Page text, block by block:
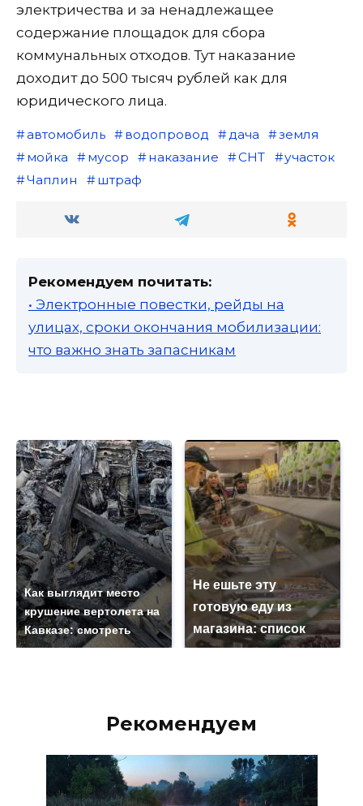
электричества и за ненадлежащее
содержание площадок для сбора
коммунальных отходов. Тут наказание
доходит до 500 тысяч рублей как для
юридического лица.
автомобиль водопровод дача
земля
мойка
мусор наказание СНТ
участок
Чаплин
штраф
Рекомендуем почитать:
• Электронные повестки, рейды на
улицах, сроки окончания мобилизации:
что важно знать запасникам
Как выглядит место
крушение вертолета на
Кавказе: смотреть
Не ешьте эту
готовую еду из
магазина: список
Рекомендуем